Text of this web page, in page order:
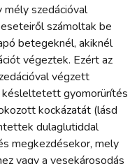
mély szedációval
számoltak be
betegeknél, akiknél
végeztek. Ezért az
végzett
gyomorürítés
kockázatát (lásd
dulaglutiddal
megkezdésekor, mely
vagy a vesekárosodás